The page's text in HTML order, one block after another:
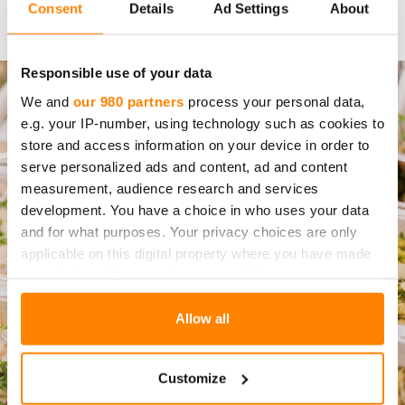
Consent Details Ad Settings About
Responsible use of your data
We and our 980 partners process your personal data,
e.g. your IP-number, using technology such as cookies to
store and access information on your device in order to
serve personalized ads and content, ad and content
measurement, audience research and services
development. You have a choice in who uses your data
and for what purposes. Your privacy choices are only
applicable on this digital property where you have made
any time from the Cookie Declaration or by clicking on
and set your preferences in thedetails section
Allow all
Customize